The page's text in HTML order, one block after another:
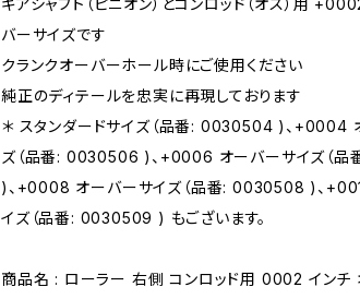
ギアシャフト（ピニオン）とコンロッド（オス）用
バーサイズです
クランクオーバーホール時にご使用ください
純正のディテールを忠実に再現しております
＊ スタンダードサイズ（品番: 0030504 )、+0004
ズ（品番: 0030506 )、+0006 オーバーサイズ（
)、+0008 オーバーサイズ（品番: 0030508 )、
イズ（品番: 0030509 ) もございます。
商品名 : ローラー 右側 コンロッド用 0002 インチ